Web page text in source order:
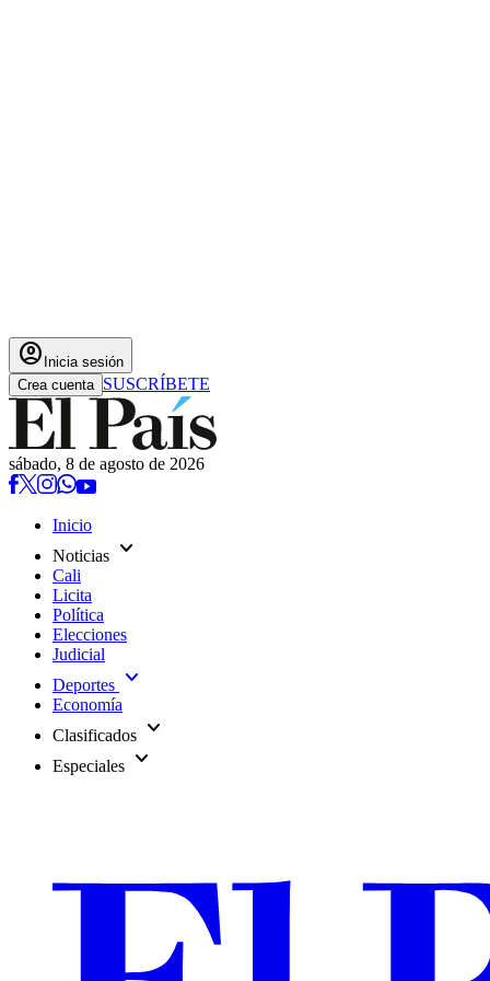
account_circle Inicia sesión
Crea cuenta SUSCRÍBETE
sábado, 8 de agosto de 2026
Inicio
Noticias expand_more
Cali
Licita
Política
Elecciones
Judicial
Deportes expand_more
Economía
Clasificados expand_more
Especiales expand_more